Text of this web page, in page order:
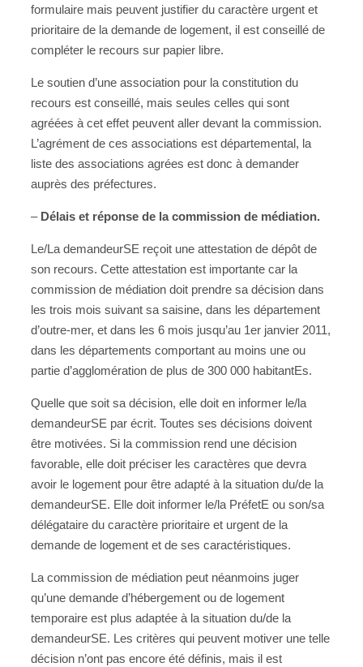
formulaire mais peuvent justifier du caractère urgent et
prioritaire de la demande de logement, il est conseillé de
compléter le recours sur papier libre.
Le soutien d’une association pour la constitution du
recours est conseillé, mais seules celles qui sont
agréées à cet effet peuvent aller devant la commission.
L’agrément de ces associations est départemental, la
liste des associations agrées est donc à demander
auprès des préfectures.
– Délais et réponse de la commission de médiation.
Le/La demandeurSE reçoit une attestation de dépôt de
son recours. Cette attestation est importante car la
commission de médiation doit prendre sa décision dans
les trois mois suivant sa saisine, dans les département
d’outre-mer, et dans les 6 mois jusqu’au 1er janvier 2011,
dans les départements comportant au moins une ou
partie d’agglomération de plus de 300 000 habitantEs.
Quelle que soit sa décision, elle doit en informer le/la
demandeurSE par écrit. Toutes ses décisions doivent
être motivées. Si la commission rend une décision
favorable, elle doit préciser les caractères que devra
avoir le logement pour être adapté à la situation du/de la
demandeurSE. Elle doit informer le/la PréfetE ou son/sa
délégataire du caractère prioritaire et urgent de la
demande de logement et de ses caractéristiques.
La commission de médiation peut néanmoins juger
qu’une demande d’hébergement ou de logement
temporaire est plus adaptée à la situation du/de la
demandeurSE. Les critères qui peuvent motiver une telle
décision n’ont pas encore été définis, mais il est